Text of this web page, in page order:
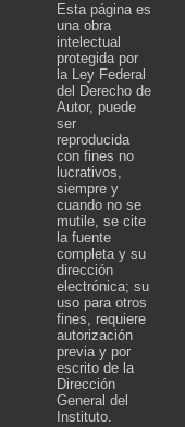
Esta página es
una obra
intelectual
protegida por
la Ley Federal
del Derecho de
Autor, puede
ser
reproducida
con fines no
lucrativos,
siempre y
cuando no se
mutile, se cite
la fuente
completa y su
dirección
electrónica; su
uso para otros
fines, requiere
autorización
previa y por
escrito de la
Dirección
General del
Instituto.